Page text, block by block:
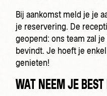
Bij aankomst meld je je
je reservering. De
geopend: ons team zal
bevindt. Je hoeft je
genieten!
WAT NEEM JE